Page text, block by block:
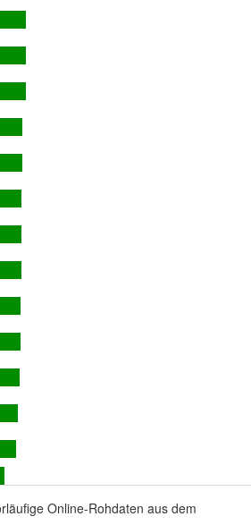
Online-Rohdaten aus dem